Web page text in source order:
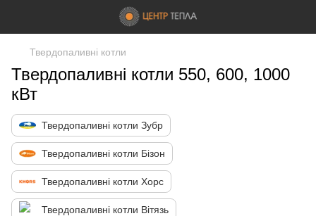
Твердопаливні котли
Твердопаливні котли 550, 600, 1000
кВт
Твердопаливні котли Зубр
Твердопаливні котли Бізон
Твердопаливні котли Хорс
Твердопаливні котли Вітязь